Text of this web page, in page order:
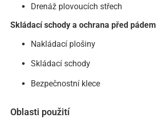
Drenáž plovoucích střech
Skládací schody a ochrana před pádem
Nakládací plošiny
Skládací schody
Bezpečnostní klece
Oblasti použití